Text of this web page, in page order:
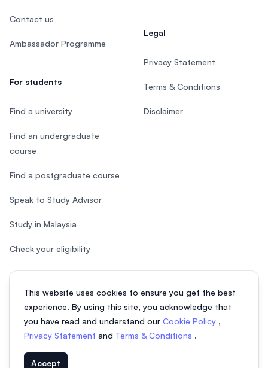
This website uses cookies to ensure you get the best
experience. By using this site, you acknowledge that
you have read and understand our Cookie Policy ,
Privacy Statement and Terms & Conditions .
Accept
Contact us
Ambassador Programme
For students
Find a university
Find an undergraduate
course
Find a postgraduate course
Speak to Study Advisor
Study in Malaysia
Check your eligibility
Legal
Privacy Statement
Terms & Conditions
Disclaimer
© 2026 EasyUni Sdn Bhd, company registration number 200801016907
(818200-P). All rights reserved.
Indonesian